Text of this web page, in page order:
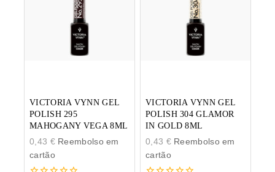
VICTORIA VYNN GEL
POLISH 295
MAHOGANY VEGA 8ML
0,43 €Reembolso em
cartão
VICTORIA VYNN GEL
POLISH 304 GLAMOR
IN GOLD 8ML
0,43 €Reembolso em
cartão